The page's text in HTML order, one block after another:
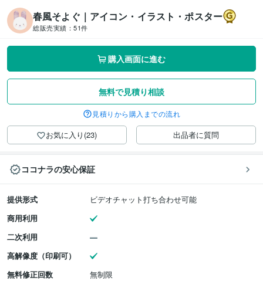
春風そよぐ｜アイコン・イラスト・ポスター
総販売実績： 51件
購入画面に進む
無料で見積り相談
見積りから購入までの流れ
お気に入り(23) 出品者に質問
ココナラの安心保証
提供形式
ビデオチャット打ち合わせ可能
商用利用
二次利用
高解像度（印刷可）
無料修正回数
無制限